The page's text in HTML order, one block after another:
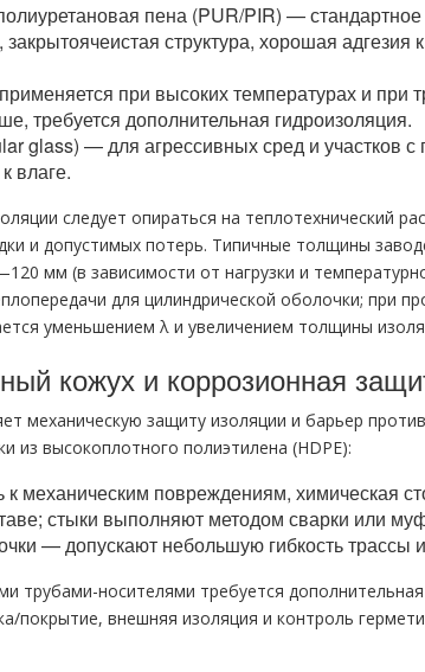
пена (PUR/PIR) —
структура, хорошая адгезия
при высоких температурах и при
требуется дополнительная гидроизоляция.
glass) — для агрессивных сред и участков
влаге.
следует опираться на теплотехнический
и допустимых потерь. Типичные толщины
мм (в зависимости от нагрузки и
для цилиндрической оболочки; при
уменьшением λ и увеличением толщины
кожух и коррозионная
механическую защиту изоляции и барьер
из высокоплотного полиэтилена (HDPE):
механическим повреждениям, химическая
стыки выполняют методом сварки или
— допускают небольшую гибкость трассы
трубами-носителями требуется
покрытие, внешняя изоляция и контроль